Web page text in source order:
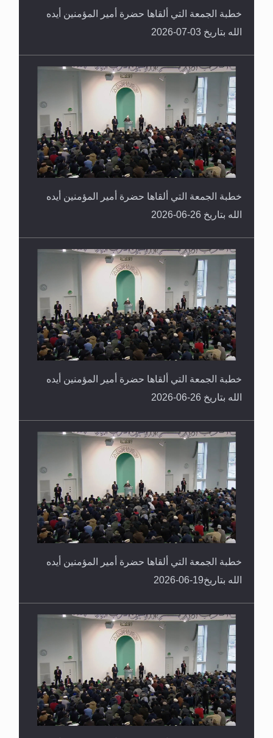
خطبة الجمعة التي ألقاها حضرة أمير المؤمنين أيده
الله بتاريخ 03-07-2026
خطبة الجمعة التي ألقاها حضرة أمير المؤمنين أيده
الله بتاريخ 26-06-2026
خطبة الجمعة التي ألقاها حضرة أمير المؤمنين أيده
الله بتاريخ 26-06-2026
خطبة الجمعة التي ألقاها حضرة أمير المؤمنين أيده
الله بتاريخ19-06-2026